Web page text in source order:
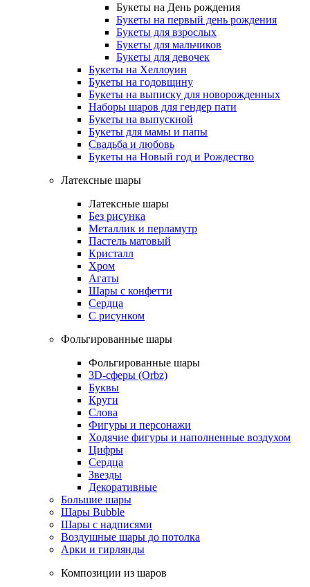
Букеты на День рождения
Букеты на первый день рождения
Букеты для взрослых
Букеты для мальчиков
Букеты для девочек
Букеты на Хеллоуин
Букеты на годовщину
Букеты на выписку для новорожденных
Наборы шаров для гендер пати
Букеты на выпускной
Букеты для мамы и папы
Свадьба и любовь
Букеты на Новый год и Рождество
Латексные шары
Латексные шары
Без рисунка
Металлик и перламутр
Пастель матовый
Кристалл
Хром
Агаты
Шары с конфетти
Сердца
С рисунком
Фольгированные шары
Фольгированные шары
3D-сферы (Orbz)
Буквы
Круги
Слова
Фигуры и персонажи
Ходячие фигуры и наполненные воздухом
Цифры
Сердца
Звезды
Декоративные
Большие шары
Шары Bubble
Шары с надписями
Воздушные шары до потолка
Арки и гирлянды
Композиции из шаров